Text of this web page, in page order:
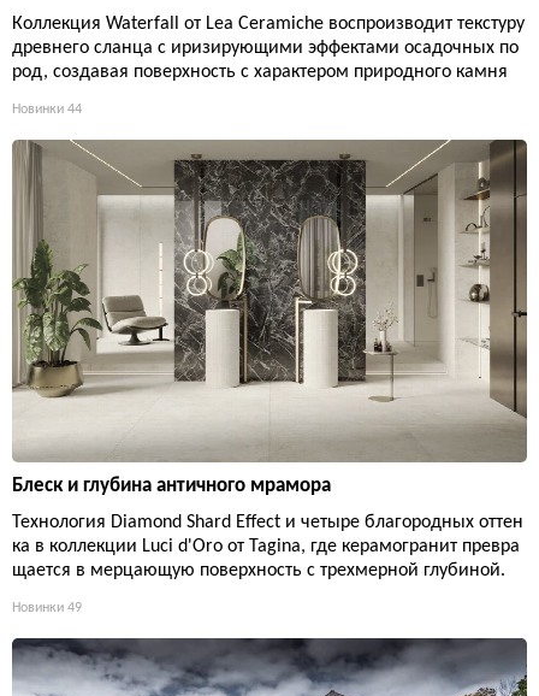
Коллекция Waterfall от Lea Ceramiche воспроизводит текстуру
древнего сланца с иризирующими эффектами осадочных по
род, создавая поверхность с характером природного камня
Новинки 44
Блеск и глубина античного мрамора
Технология Diamond Shard Effect и четыре благородных оттен
ка в коллекции Luci d'Oro от Tagina, где керамогранит превра
щается в мерцающую поверхность с трехмерной глубиной.
Новинки 49